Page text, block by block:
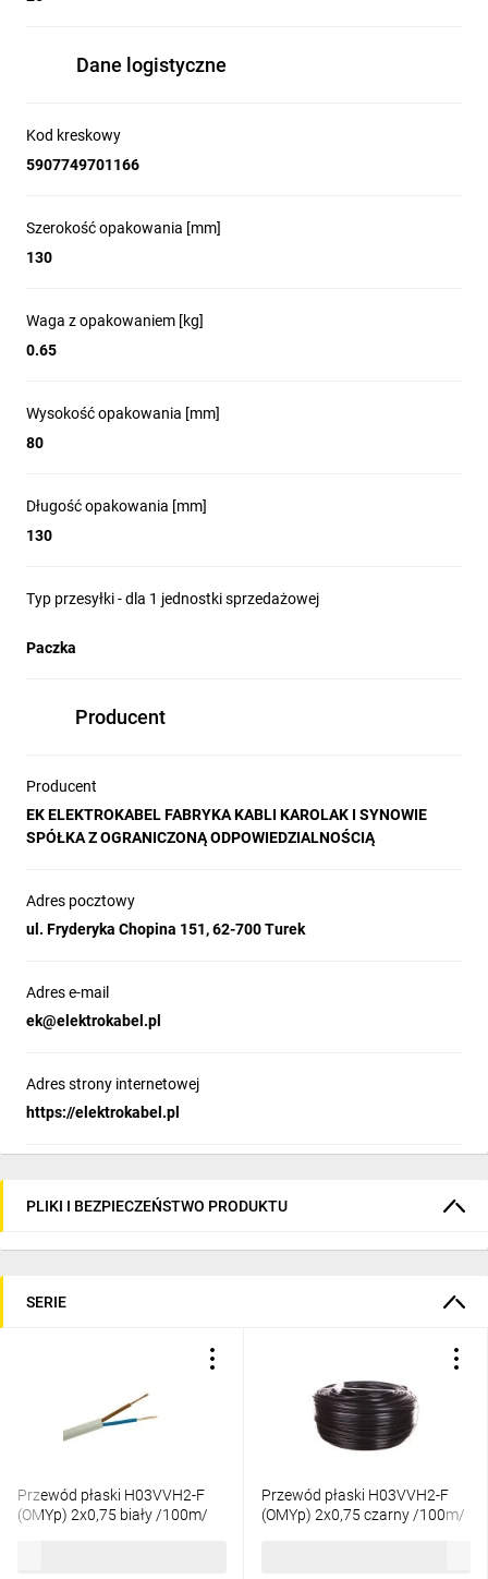
Dane logistyczne
Kod kreskowy
5907749701166
Szerokość opakowania [mm]
130
Waga z opakowaniem [kg]
0.65
Wysokość opakowania [mm]
80
Długość opakowania [mm]
130
Typ przesyłki - dla 1 jednostki sprzedażowej
Paczka
Producent
Producent
EK ELEKTROKABEL FABRYKA KABLI KAROLAK I SYNOWIE
SPÓŁKA Z OGRANICZONĄ ODPOWIEDZIALNOŚCIĄ
Adres pocztowy
ul. Fryderyka Chopina 151, 62-700 Turek
Adres e-mail
ek@elektrokabel.pl
Adres strony internetowej
https://elektrokabel.pl
PLIKI I BEZPIECZEŃSTWO PRODUKTU
SERIE
Przewód płaski H03VVH2-F
(OMYp) 2x0,75 biały /100m/
Przewód płaski H03VVH2-F
(OMYp) 2x0,75 czarny /100m/